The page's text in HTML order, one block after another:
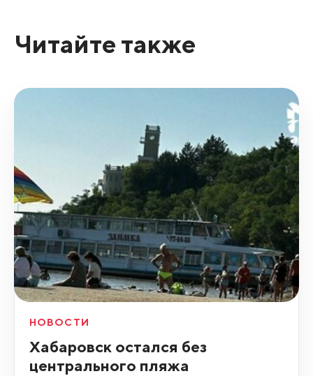
Читайте также
НОВОСТИ
Хабаровск остался без
центрального пляжа